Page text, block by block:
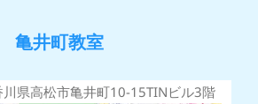
亀井町教室
県高松市亀井町10-15TINビル3階